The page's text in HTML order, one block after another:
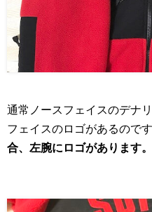
通常ノースフェイスのデナ
フェイスのロゴがあるのです
合、左腕にロゴがあります。